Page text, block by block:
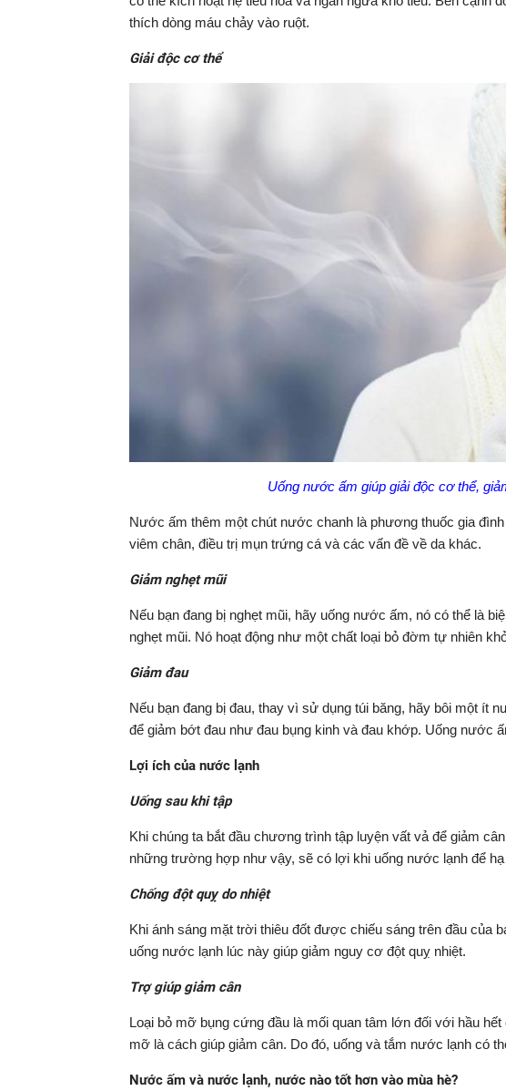
thích dòng máu chảy vào ruột.
Giải độc cơ thể
Uống nước ấm giúp giải độc cơ thể,
Nước ấm thêm một chút nước chanh là phương thuốc gia
viêm chân, điều trị mụn trứng cá và các vấn đề về da khác.
Giảm nghẹt mũi
Nếu bạn đang bị nghẹt mũi, hãy uống nước ấm, nó có thể là
nghẹt mũi. Nó hoạt động như một chất loại bỏ đờm tự nhiên
Giảm đau
Nếu bạn đang bị đau, thay vì sử dụng túi băng, hãy bôi một ít
để giảm bớt đau như đau bụng kinh và đau khớp. Uống nước
Lợi ích của nước lạnh
Uống sau khi tập
Khi chúng ta bắt đầu chương trình tập luyện vất vả để giảm
những trường hợp như vậy, sẽ có lợi khi uống nước lạnh để
Chống đột quỵ do nhiệt
Khi ánh sáng mặt trời thiêu đốt được chiếu sáng trên đầu của
uống nước lạnh lúc này giúp giảm nguy cơ đột quỵ nhiệt.
Trợ giúp giảm cân
Loại bỏ mỡ bụng cứng đầu là mối quan tâm lớn đối với hầu
mỡ là cách giúp giảm cân. Do đó, uống và tắm nước lạnh có
Nước ấm và nước lạnh, nước nào tốt hơn vào mùa hè?